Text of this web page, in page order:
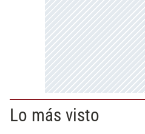
Lo más visto